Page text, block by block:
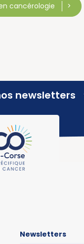
cancérologie
newsletters
Newsletters